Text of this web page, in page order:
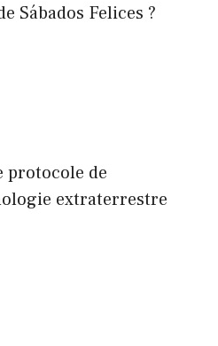
Sábados Felices ?
protocole de
extraterrestre